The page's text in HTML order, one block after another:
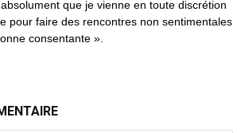
absolument que je vienne en toute discrétion
pour faire des rencontres non sentimentales
consentante ».